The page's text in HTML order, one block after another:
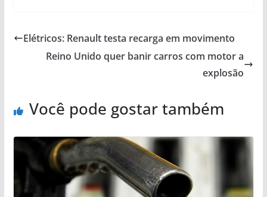
Elétricos: Renault testa recarga em movimento
Reino Unido quer banir carros com motor a
explosão
Você pode gostar também